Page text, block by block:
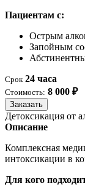
Пациентам с:
Острым
Запойным
Срок 24 часа
Стоимость: 8 000 ₽
Заказать
Детоксикация от
Описание
Комплексная
интоксикации в
Для кого